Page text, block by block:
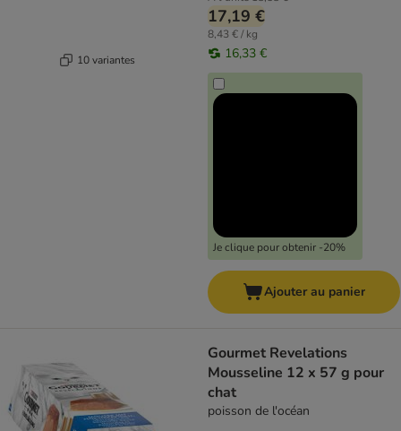
10 variantes
17,19 €
8,43 € / kg
16,33 €
Je clique pour obtenir -20%
Ajouter au panier
Gourmet Revelations
Mousseline 12 x 57 g pour
chat
poisson de l'océan